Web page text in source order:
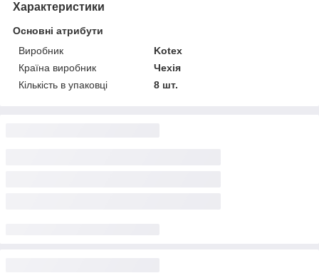
Характеристики
Основні атрибути
Виробник
Kotex
Країна виробник
Чехія
Кількість в упаковці
8 шт.